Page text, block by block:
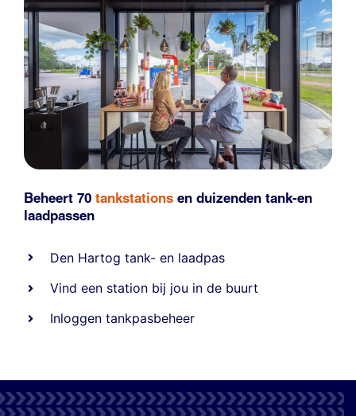
Beheert 70 tankstations en duizenden tank-en
laadpassen
Den Hartog tank- en laadpas
Vind een station bij jou in de buurt
Inloggen tankpasbeheer